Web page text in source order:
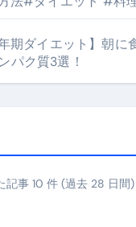
期ダイエット】朝に
パク質3選！
記事 10 件 (過去 28 日間)